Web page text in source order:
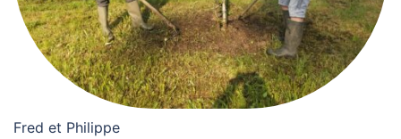
Fred et Philippe